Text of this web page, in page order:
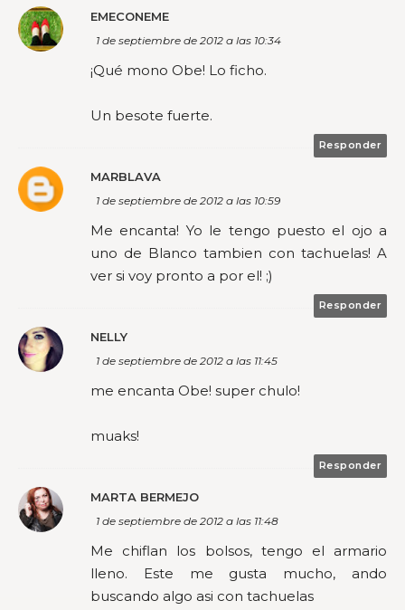
EMECONEME
1 de septiembre de 2012 a las 10:34
¡Qué mono Obe! Lo ficho.
Un besote fuerte.
Responder
MARBLAVA
1 de septiembre de 2012 a las 10:59
Me encanta! Yo le tengo puesto el ojo a
uno de Blanco tambien con tachuelas! A
ver si voy pronto a por el! ;)
Responder
NELLY
1 de septiembre de 2012 a las 11:45
me encanta Obe! super chulo!
muaks!
Responder
MARTA BERMEJO
1 de septiembre de 2012 a las 11:48
Me chiflan los bolsos, tengo el armario
lleno. Este me gusta mucho, ando
buscando algo asi con tachuelas